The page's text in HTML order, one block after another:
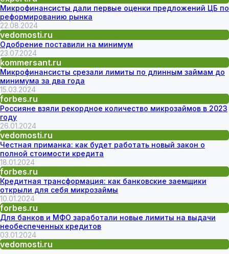
Микрофинансисты дали первые оценки предложений ЦБ по
реформированию рынка
22.08.2024
vedomosti.ru
Одобрение поставили на минимум
23.07.2024
kommersant.ru
Микрофинансисты срезали лимиты по длинным займам до
минимума за два года
15.03.2024
forbes.ru
Россияне взяли рекордное количество микрозаймов в 2023
году
26.01.2024
vedomosti.ru
Честная приманка: как будет работать новый закон о
полной стоимости кредита
18.01.2024
forbes.ru
Кредитная трансформация: как банковские заемщики
открыли для себя микрозаймы
10.01.2024
forbes.ru
Для банков и МФО заработали новые лимиты на выдачи
необеспеченных кредитов
03.01.2024
vedomosti.ru